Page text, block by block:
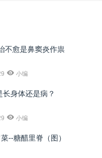
不愈是鼻窦炎作祟
小编
身体还是病？
小编
--糖醋里脊（图）